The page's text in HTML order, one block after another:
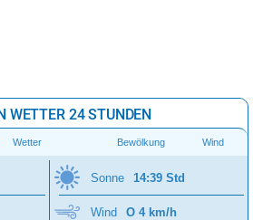
WETTER 24 STUNDEN
Wetter Bewölkung Wind
Sonne 14:39 Std
Wind O 4 km/h